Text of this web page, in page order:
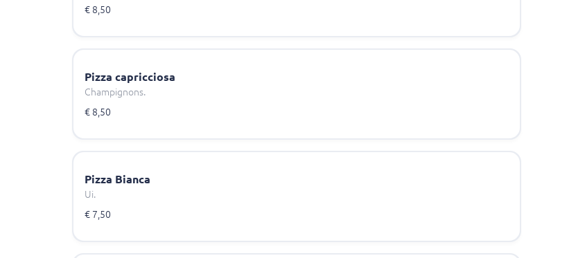
€ 8,50
Pizza capricciosa
Champignons.
€ 8,50
Pizza Bianca
Ui.
€ 7,50